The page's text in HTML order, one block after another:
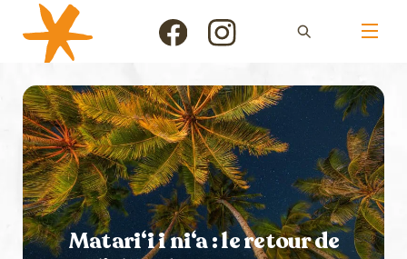
content
Icon
Icon
Matari‘i i ni‘a : le retour de